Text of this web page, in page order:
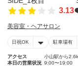
3.13
美容室・ヘアサロン
日祝OK 駐車場有
アクセス
小山駅から
本日の営業状況 9:00〜19:00